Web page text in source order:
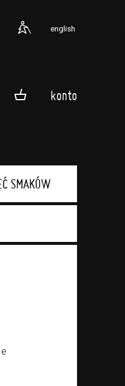
english
konto
SMAKÓW